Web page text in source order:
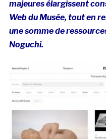
majeures élargissent
Web du Musée, tout en
une somme de
Noguchi.